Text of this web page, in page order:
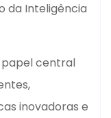
da Inteligência
papel central
inovadoras e